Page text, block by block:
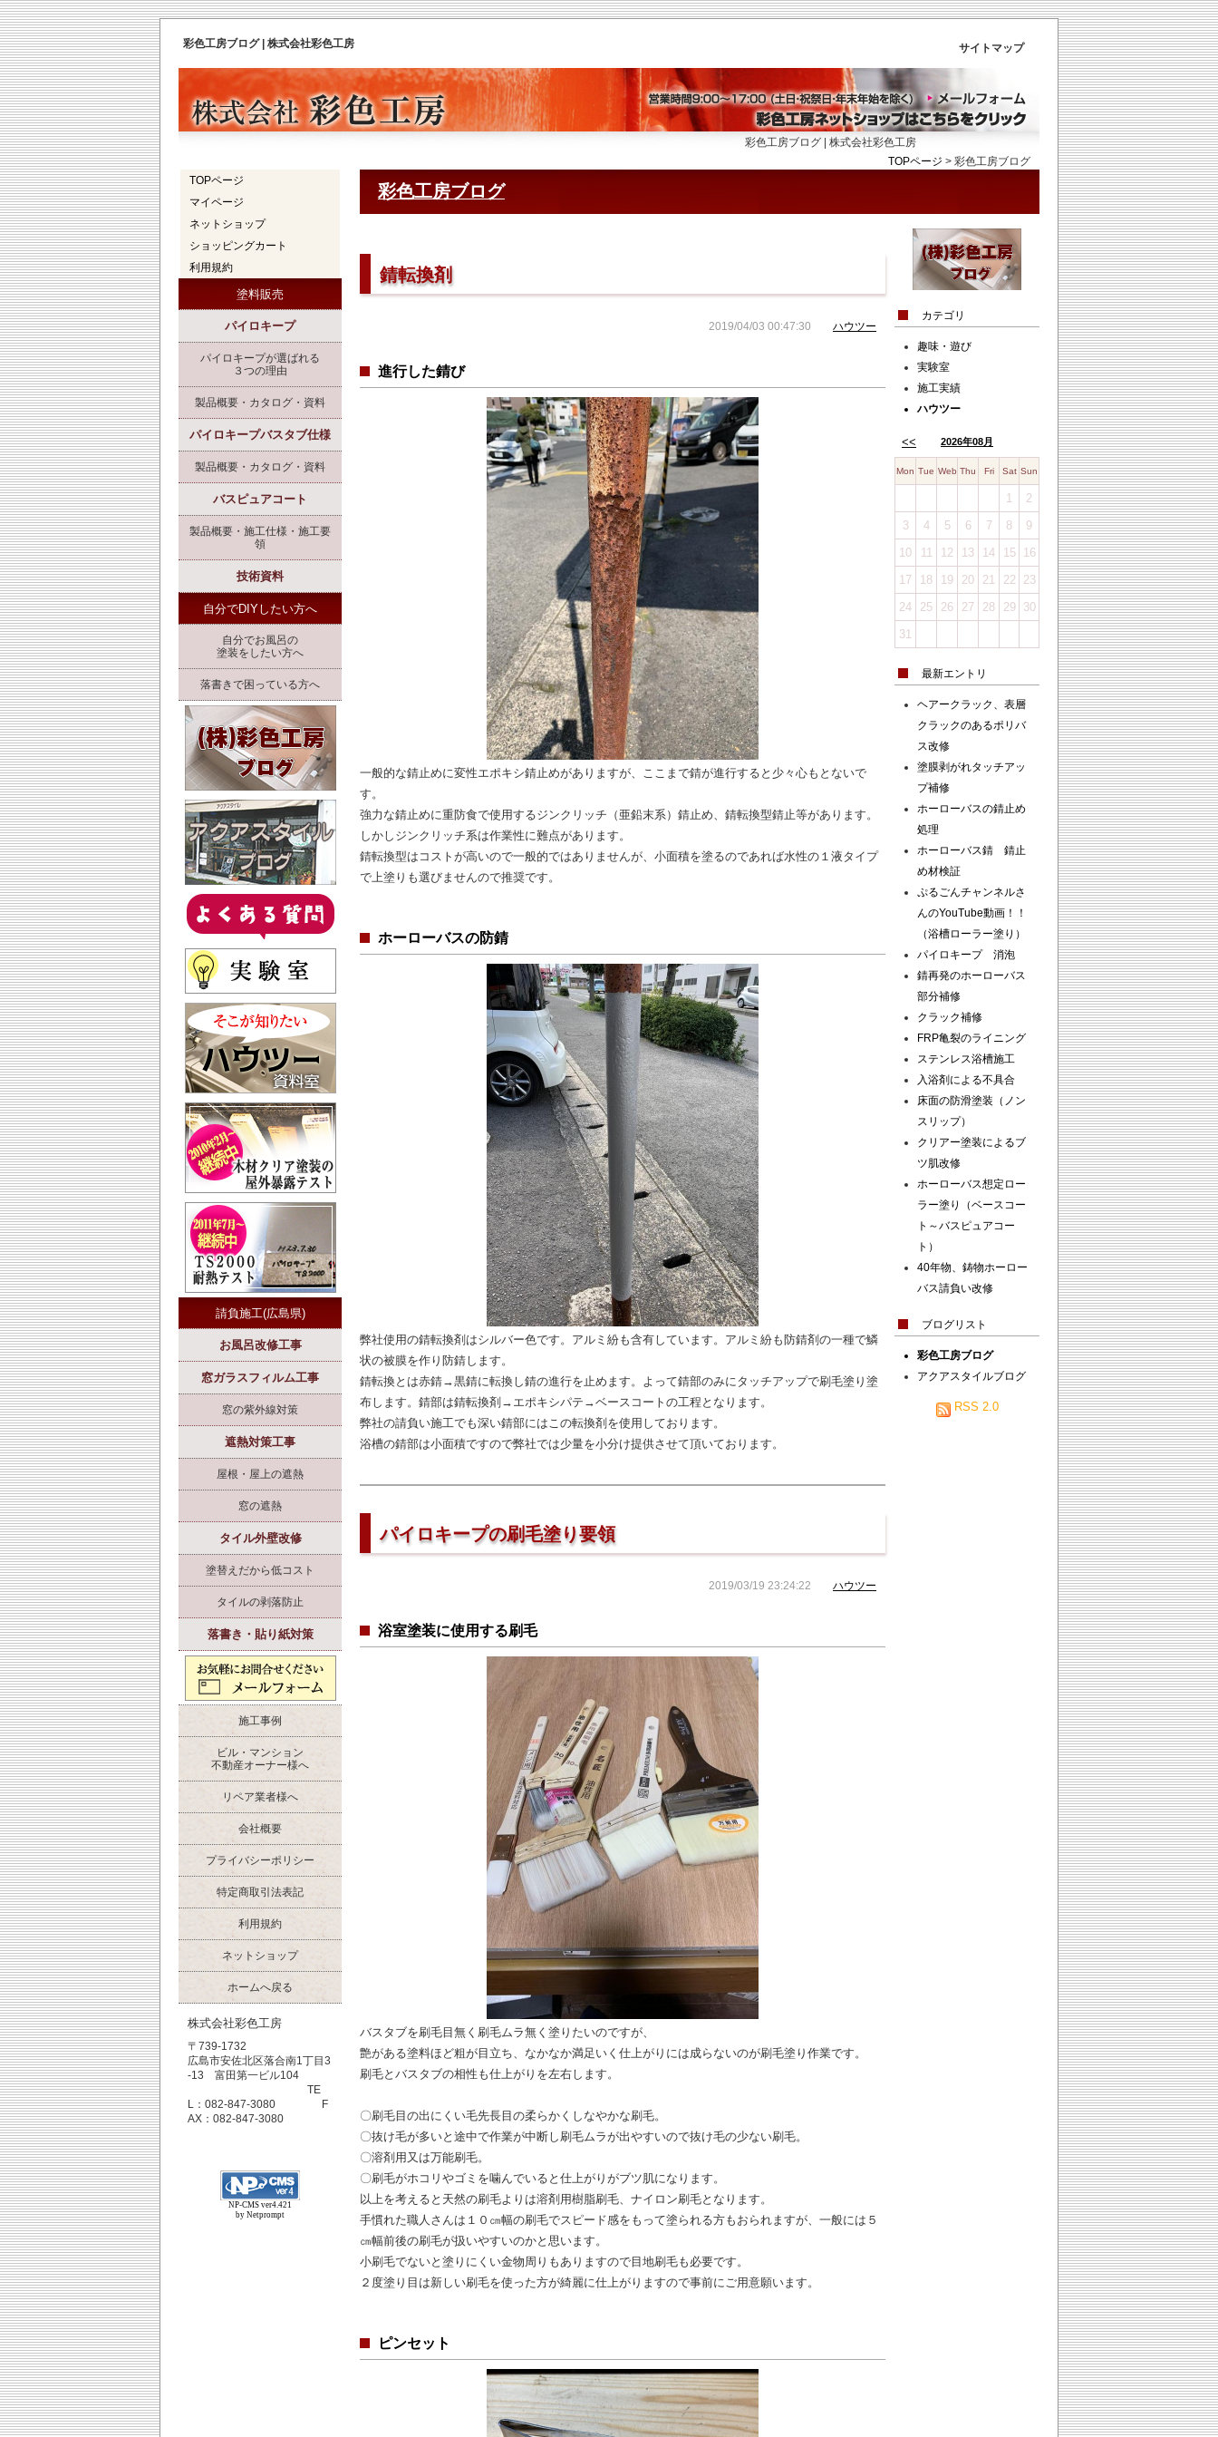
彩色工房ブログ | 株式会社彩色工房 サイトマップ
彩色工房ブログ | 株式会社彩色工房
TOPページ > 彩色工房ブログ
TOPページ
マイページ
ネットショップ
ショッピングカート
利用規約
塗料販売
パイロキープ
パイロキープが選ばれる
３つの理由
製品概要・カタログ・資料
パイロキープバスタブ仕様
製品概要・カタログ・資料
バスピュアコート
製品概要・施工仕様・施工要
領
技術資料
自分でDIYしたい方へ
自分でお風呂の
塗装をしたい方へ
落書きで困っている方へ
請負施工(広島県)
お風呂改修工事
窓ガラスフィルム工事
窓の紫外線対策
遮熱対策工事
屋根・屋上の遮熱
窓の遮熱
タイル外壁改修
塗替えだから低コスト
タイルの剥落防止
落書き・貼り紙対策
施工事例
ビル・マンション
不動産オーナー様へ
リペア業者様へ
会社概要
プライバシーポリシー
特定商取引法表記
利用規約
ネットショップ
ホームへ戻る
株式会社彩色工房
〒739-1732
広島市安佐北区落合南1丁目3
-13 富田第一ビル104
TE
L：082-847-3080 F
AX：082-847-3080
NP-CMS ver4.421
by Netprompt
彩色工房ブログ
錆転換剤
2019/04/03 00:47:30 ハウツー
進行した錆び
一般的な錆止めに変性エポキシ錆止めがありますが、ここまで錆が進行すると少々心もとないで
す。
強力な錆止めに重防食で使用するジンクリッチ（亜鉛末系）錆止め、錆転換型錆止等があります。
しかしジンクリッチ系は作業性に難点があります。
錆転換型はコストが高いので一般的ではありませんが、小面積を塗るのであれば水性の１液タイプ
で上塗りも選びませんので推奨です。
ホーローバスの防錆
弊社使用の錆転換剤はシルバー色です。アルミ紛も含有しています。アルミ紛も防錆剤の一種で鱗
状の被膜を作り防錆します。
錆転換とは赤錆→黒錆に転換し錆の進行を止めます。よって錆部のみにタッチアップで刷毛塗り塗
布します。錆部は錆転換剤→エポキシパテ→ベースコートの工程となります。
弊社の請負い施工でも深い錆部にはこの転換剤を使用しております。
浴槽の錆部は小面積ですので弊社では少量を小分け提供させて頂いております。
パイロキープの刷毛塗り要領
2019/03/19 23:24:22 ハウツー
浴室塗装に使用する刷毛
バスタブを刷毛目無く刷毛ムラ無く塗りたいのですが、
艶がある塗料ほど粗が目立ち、なかなか満足いく仕上がりには成らないのが刷毛塗り作業です。
刷毛とバスタブの相性も仕上がりを左右します。
〇刷毛目の出にくい毛先長目の柔らかくしなやかな刷毛。
〇抜け毛が多いと途中で作業が中断し刷毛ムラが出やすいので抜け毛の少ない刷毛。
〇溶剤用又は万能刷毛。
〇刷毛がホコリやゴミを噛んでいると仕上がりがブツ肌になります。
以上を考えると天然の刷毛よりは溶剤用樹脂刷毛、ナイロン刷毛となります。
手慣れた職人さんは１０㎝幅の刷毛でスピード感をもって塗られる方もおられますが、一般には５
㎝幅前後の刷毛が扱いやすいのかと思います。
小刷毛でないと塗りにくい金物周りもありますので目地刷毛も必要です。
２度塗り目は新しい刷毛を使った方が綺麗に仕上がりますので事前にご用意願います。
ピンセット
カテゴリ
趣味・遊び
実験室
施工実績
ハウツー
<< 2026年08月
Mon Tue Web Thu Fri Sat Sun
1
2
3
4 5 6 7 8
9
10
11 12 13 14 15
16
17
18 19 20 21 22
23
24
25 26 27 28 29
30
31
最新エントリ
ヘアークラック、表層
クラックのあるポリバ
ス改修
塗膜剥がれタッチアッ
プ補修
ホーローバスの錆止め
処理
ホーローバス錆 錆止
め材検証
ぷるごんチャンネルさ
んのYouTube動画！！
（浴槽ローラー塗り）
パイロキープ 消泡
錆再発のホーローバス
部分補修
クラック補修
FRP亀裂のライニング
ステンレス浴槽施工
入浴剤による不具合
床面の防滑塗装（ノン
スリップ）
クリアー塗装によるブ
ツ肌改修
ホーローバス想定ロー
ラー塗り（ベースコー
ト～バスピュアコー
ト）
40年物、鋳物ホーロー
バス請負い改修
ブログリスト
彩色工房ブログ
アクアスタイルブログ
RSS 2.0